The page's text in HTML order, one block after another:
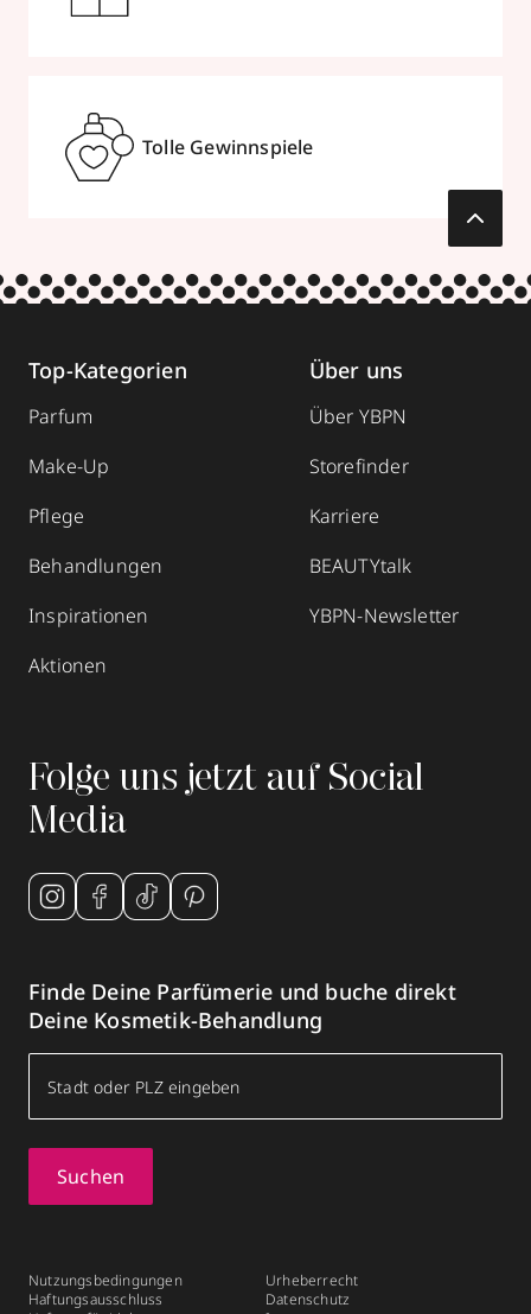
Tolle Gewinnspiele
Top-Kategorien
Parfum
Make-Up
Pflege
Behandlungen
Inspirationen
Aktionen
Über uns
Über YBPN
Storefinder
Karriere
BEAUTYtalk
YBPN-Newsletter
Folge uns jetzt auf Social
Media
Finde Deine Parfümerie und buche direkt
Deine Kosmetik-Behandlung
Suchen
Nutzungsbedingungen
Haftungsausschluss
Urheberrecht
Datenschutz